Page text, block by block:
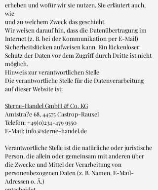
erheben und wofür wir sie nutzen. Sie erläutert auch,
wie
und zu welchem Zweck das geschieht.
Wir weisen darauf hin, dass die Datenübertragung im
Internet (z. B. bei der Kommunikation per E-Mail)
Sicherheitslücken aufweisen kann. Ein lückenloser
Schutz der Daten vor dem Zugriff durch Dritte ist nicht
möglich.
Hinweis zur verantwortlichen Stelle
Die verantwortliche Stelle für die Datenverarbeitung
auf dieser Website ist:
Sterne-Handel GmbH & Co. KG
Amtstra?e 68, 44575 Castrop-Rauxel
Telefon:+49(0)234-479 9550
E-Mail:info@sterne-handel.de
Verantwortliche Stelle ist die natürliche oder juristische
Person, die allein oder gemeinsam mit anderen über
die Zwecke und Mittel der Verarbeitung von
personenbezogenen Daten (z. B. Namen, E-Mail-
Adressen o. Ä.)